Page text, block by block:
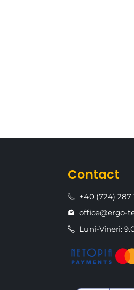
Contact
+40 (724) 287
office@ergo-
Luni-Vineri: